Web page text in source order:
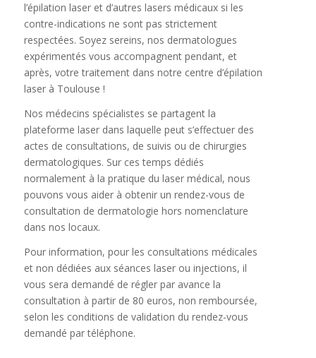
l’épilation laser et d’autres lasers médicaux si les
contre-indications ne sont pas strictement
respectées. Soyez sereins, nos dermatologues
expérimentés vous accompagnent pendant, et
après, votre traitement dans notre centre d’épilation
laser à Toulouse !
Nos médecins spécialistes se partagent la
plateforme laser dans laquelle peut s’effectuer des
actes de consultations, de suivis ou de chirurgies
dermatologiques. Sur ces temps dédiés
normalement à la pratique du laser médical, nous
pouvons vous aider à obtenir un rendez-vous de
consultation de dermatologie hors nomenclature
dans nos locaux.
Pour information, pour les consultations médicales
et non dédiées aux séances laser ou injections, il
vous sera demandé de régler par avance la
consultation à partir de 80 euros, non remboursée,
selon les conditions de validation du rendez-vous
demandé par téléphone.